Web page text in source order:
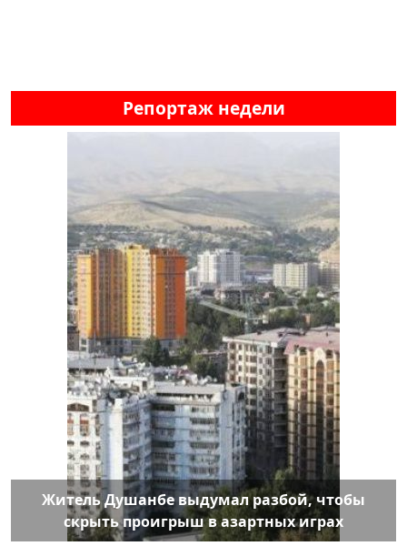
Репортаж недели
Житель Душанбе выдумал разбой, чтобы
скрыть проигрыш в азартных играх